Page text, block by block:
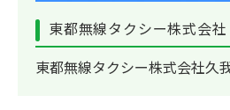
東都無線タクシー株式会
東都無線タクシー株式会社久